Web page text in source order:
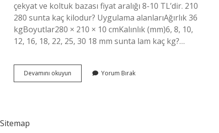
çekyat ve koltuk bazası fiyat aralığı 8-10 TL’dir. 210
280 sunta kaç kilodur? Uygulama alanlarıAğırlık 36
kgBoyutlar280 × 210 × 10 cmKalınlık (mm)6, 8, 10,
12, 16, 18, 22, 25, 30 18 mm sunta lam kaç kg?…
Devamını okuyun 210X280
Mdf
Yorum Bırak
Sitemap